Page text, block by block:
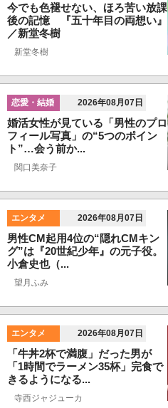
今でも色褪せない、ほろ苦い放課
後の記憶 『五十年目の両想い』
／新堂冬樹
新堂冬樹
恋愛・結婚 2026年08月07日
婚活女性が見ている「男性のプロ
フィール写真」の“5つのポイン
ト”…会う前か...
関口美奈子
エンタメ 2026年08月07日
男性CM起用4位の“隠れCMキン
グ”は『20世紀少年』の元子役。
小倉史也（...
望月ふみ
エンタメ 2026年08月07日
「牛丼2杯で満腹」だった男が
「1時間でラーメン35杯」完食で
きるようになる...
寺西ジャジューカ